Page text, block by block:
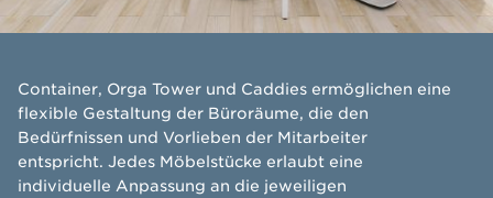
​Container, Orga Tower und Caddies ermöglichen eine
flexible Gestaltung der Büroräume, die den
Bedürfnissen und Vorlieben der Mitarbeiter
entspricht. Jedes Möbelstücke erlaubt eine
individuelle Anpassung an die jeweiligen